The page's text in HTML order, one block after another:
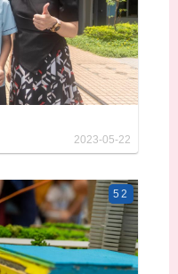
2023-05-22
52